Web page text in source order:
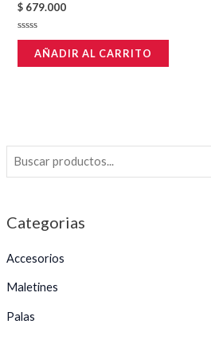
Categorias
Accesorios
Maletines
Palas
$ 679.000
Valorado
de
AÑADIR AL CARRITO